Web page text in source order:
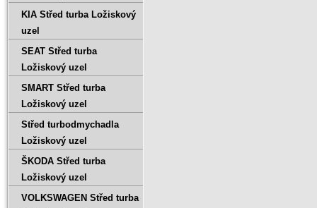
KIA Střed turba Ložiskový
uzel
SEAT Střed turba
Ložiskový uzel
SMART Střed turba
Ložiskový uzel
Střed turbodmychadla
Ložiskový uzel
ŠKODA Střed turba
Ložiskový uzel
VOLKSWAGEN Střed turba